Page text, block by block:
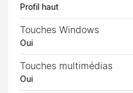
Profil haut
Touches Windows
Oui
Touches multimédias
Oui